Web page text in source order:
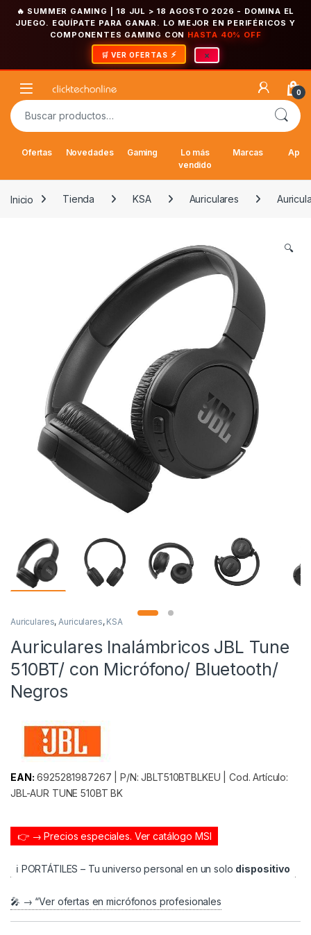
🔥 SUMMER GAMING | 18 JUL > 18 AGOSTO 2026 - DOMINA EL
JUEGO. EQUÍPATE PARA GANAR. LO MEJOR EN PERIFÉRICOS Y
COMPONENTES GAMING CON HASTA 40% OFF
🛒 VER OFERTAS ×
Open 0
Buscar por:
Ofertas Novedades Gaming
Lo más
vendido
Marcas
Inicio Tienda KSA Auriculares
🔍
Auriculares,Auriculares, KSA
Auriculares Inalámbricos JBL Tune
510BT/ con Micrófono/ Bluetooth/
Negros
EAN: 6925281987267 | P/N: JBLT510BTBLKEU | Cod. Artículo:
JBL-AUR TUNE 510BT BK
👉 → Precios especiales. Ver catálogo MSI
ℹ️ PORTÁTILES – Tu universo personal en un solo dispositivo
🎤 → “Ver ofertas en micrófonos profesionales